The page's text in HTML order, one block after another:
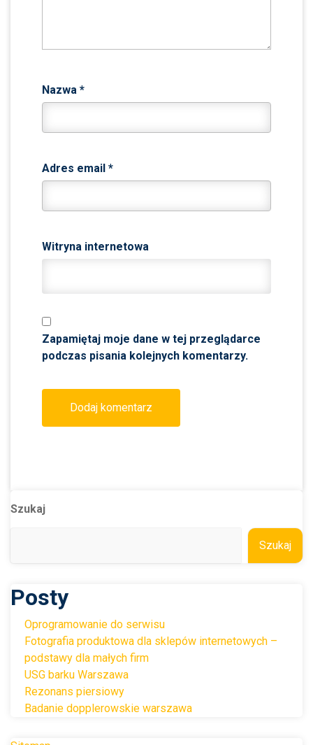
Nazwa *
Adres email *
Witryna internetowa
Zapamiętaj moje dane w tej przeglądarce
podczas pisania kolejnych komentarzy.
Szukaj
Szukaj
Posty
Oprogramowanie do serwisu
Fotografia produktowa dla sklepów internetowych –
podstawy dla małych firm
USG barku Warszawa
Rezonans piersiowy
Badanie dopplerowskie warszawa